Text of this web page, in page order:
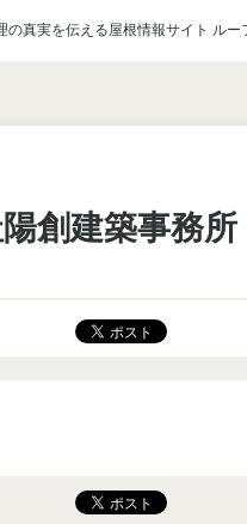
の真実を伝える屋根情報サイト ルー
創建築事務所